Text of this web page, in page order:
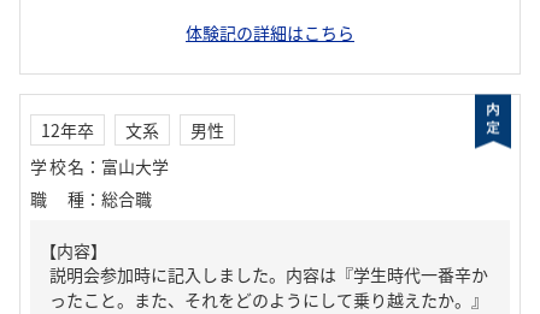
体験記の詳細はこちら
12年卒 文系
男性
学校名 ： 富山大学
職種 ： 総合職
【内容】
説明会参加時に記入しました。内容は『学生時代一番辛か
ったこと。また、それをどのようにして乗り越えたか。』